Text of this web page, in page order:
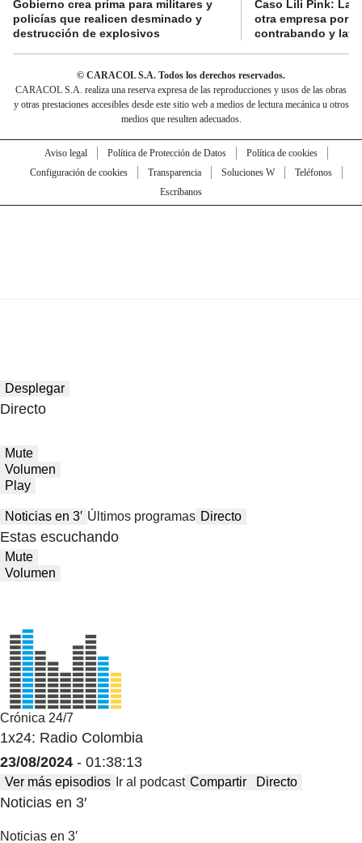
Gobierno crea prima para militares y
policías que realicen desminado y
destrucción de explosivos
Caso Lili Pink: La
otra empresa por
contrabando y
© CARACOL S.A. Todos los derechos reservados.
CARACOL S.A. realiza una reserva expresa de las reproducciones y usos de las obras
y otras prestaciones accesibles desde este sitio web a medios de lectura mecánica u otros
medios que resulten adecuados.
Aviso legal Política de Protección de Datos
Política de cookies
Configuración de cookies
Transparencia Soluciones W
Teléfonos
Escríbanos
Desplegar
Directo
Mute
Volumen
Play
Noticias en 3′ Últimos programas Directo
Estas escuchando
Mute
Volumen
Crónica 24/7
1x24: Radio Colombia
23/08/2024 - 01:38:13
Ver más episodios Ir al podcast Compartir Directo
Noticias en 3′
Noticias en 3′